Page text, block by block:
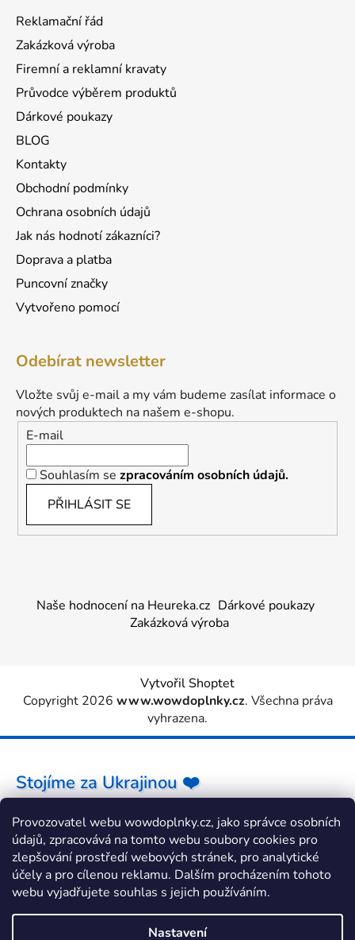
Provozovatel webu wowdoplnky.cz, jako správce osobních
údajů, zpracovává na tomto webu soubory cookies pro
zlepšování prostředí webových stránek, pro analytické
účely a pro cílenou reklamu. Dalším procházením tohoto
webu vyjadřujete souhlas s jejich používáním.
Nastavení
Reklamační řád
Zakázková výroba
Firemní a reklamní kravaty
Průvodce výběrem produktů
Dárkové poukazy
BLOG
Kontakty
Obchodní podmínky
Ochrana osobních údajů
Jak nás hodnotí zákazníci?
Doprava a platba
Puncovní značky
Vytvořeno pomocí
Odebírat newsletter
Vložte svůj e-mail a my vám budeme zasílat informace o
nových produktech na našem e-shopu.
E-mail
Souhlasím se zpracováním osobních údajů.
PŘIHLÁSIT SE
Naše hodnocení na Heureka.cz Dárkové poukazy
Zakázková výroba
Vytvořil Shoptet
Copyright 2026 www.wowdoplnky.cz. Všechna práva
vyhrazena.
Stojíme za Ukrajinou ❤️
Jak a čím pomoci »